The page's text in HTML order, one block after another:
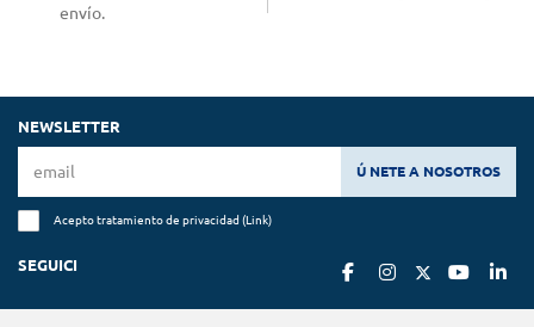
envío.
NEWSLETTER
Ú NETE A NOSOTROS
Acepto tratamiento de privacidad (Link)
SEGUICI